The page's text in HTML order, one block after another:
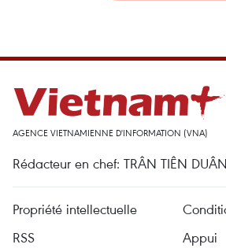
AGENCE VIETNAMIENNE D'INFORMATION (VNA)
Rédacteur en chef: TRÂN TIÊN DUÂN
Propriété intellectuelle
RSS
Appui